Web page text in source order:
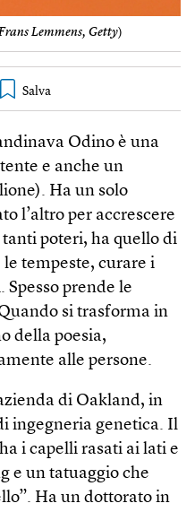
Frans Lemmens, Getty)
Odino è una
e anche un
Ha un solo
l’altro per accrescere
tanti poteri, ha quello di
tempeste, curare i
prende le
si trasforma in
della poesia,
alle persone.
di Oakland, in
ingegneria genetica. Il
i capelli rasati ai lati e
e un tatuaggio che
Ha un dottorato in